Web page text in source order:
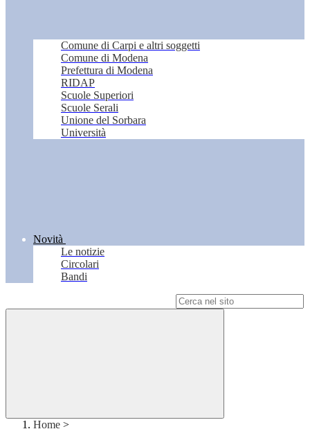
Comune di Carpi e altri soggetti
Comune di Modena
Prefettura di Modena
RIDAP
Scuole Superiori
Scuole Serali
Unione del Sorbara
Università
Novità
Le notizie
Circolari
Bandi
Home >